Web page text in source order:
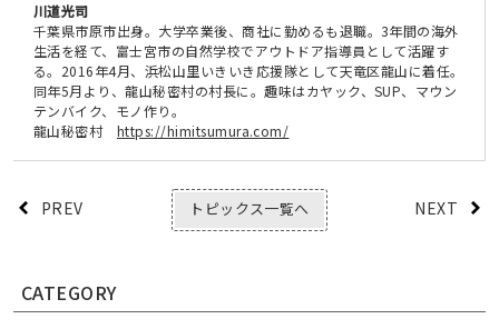
川道光司
千葉県市原市出身。大学卒業後、商社に勤めるも退職。3年間の海外
生活を経て、富士宮市の自然学校でアウトドア指導員として活躍す
る。2016年4月、浜松山里いきいき応援隊として天竜区龍山に着任。
同年5月より、龍山秘密村の村長に。趣味はカヤック、SUP、マウン
テンバイク、モノ作り。
龍山秘密村 https://himitsumura.com/
PREV トピックス一覧へ NEXT
CATEGORY